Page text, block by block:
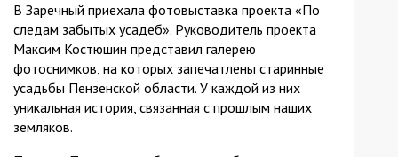
В Заречный приехала фотовыставка проекта «По
следам забытых усадеб». Руководитель проекта
Максим Костюшин представил галерею
фотоснимков, на которых запечатлены старинные
усадьбы Пензенской области. У каждой из них
уникальная история, связанная с прошлым наших
земляков.